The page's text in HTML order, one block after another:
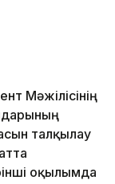
Мәжілісінің
талқылау
оқылымда